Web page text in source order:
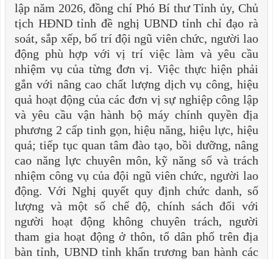
lập năm 2026, đồng chí Phó Bí thư Tỉnh ủy, Chủ
tịch HĐND tỉnh đề nghị UBND tỉnh chỉ đạo rà
soát, sắp xếp, bố trí đội ngũ viên chức, người lao
động phù hợp với vị trí việc làm và yêu cầu
nhiệm vụ của từng đơn vị. Việc thực hiện phải
gắn với nâng cao chất lượng dịch vụ công, hiệu
quả hoạt động của các đơn vị sự nghiệp công lập
và yêu cầu vận hành bộ máy chính quyền địa
phương 2 cấp tinh gọn, hiệu năng, hiệu lực, hiệu
quả; tiếp tục quan tâm đào tạo, bồi dưỡng, nâng
cao năng lực chuyên môn, kỹ năng số và trách
nhiệm công vụ của đội ngũ viên chức, người lao
động. Với Nghị quyết quy định chức danh, số
lượng và một số chế độ, chính sách đối với
người hoạt động không chuyên trách, người
tham gia hoạt động ở thôn, tổ dân phố trên địa
bàn tỉnh, UBND tỉnh khẩn trương ban hành các